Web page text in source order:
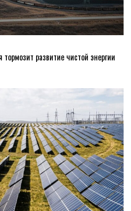
тормозит развитие чистой энергии